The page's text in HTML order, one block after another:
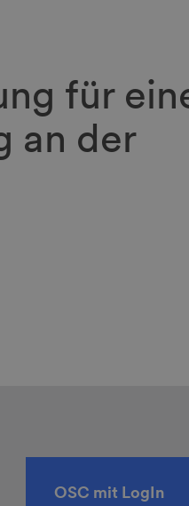
für
an der
OSC mit LogIn